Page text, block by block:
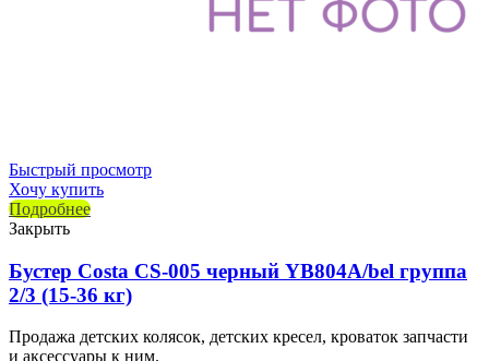
Быстрый просмотр
Хочу купить
Подробнее
Закрыть
Бустер Costa CS-005 черный YB804A/bel группа
2/3 (15-36 кг)
Продажа детских колясок, детских кресел, кроваток запчасти
и аксессуары к ним.